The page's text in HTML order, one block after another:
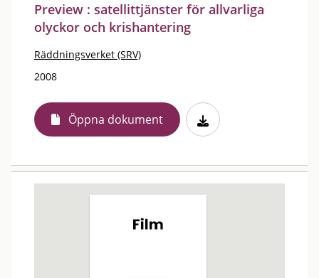
Preview : satellittjänster för allvarliga
olyckor och krishantering
Räddningsverket (SRV)
2008
Öppna dokument